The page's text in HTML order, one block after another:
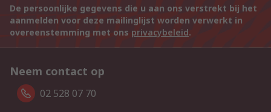
De persoonlijke gegevens die u aan ons verstrekt bij het
aanmelden voor deze mailinglijst worden verwerkt in
overeenstemming met ons privacybeleid.
Neem contact op
02 528 07 70